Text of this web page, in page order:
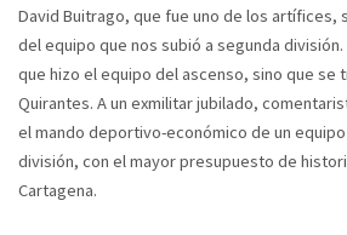
David Buitrago, que fue uno de los artífices,
del equipo que nos subió a segunda
que hizo el equipo del ascenso, sino que se
Quirantes. A un exmilitar jubilado,
el mando deportivo-económico de un
división, con el mayor presupuesto de
Cartagena.